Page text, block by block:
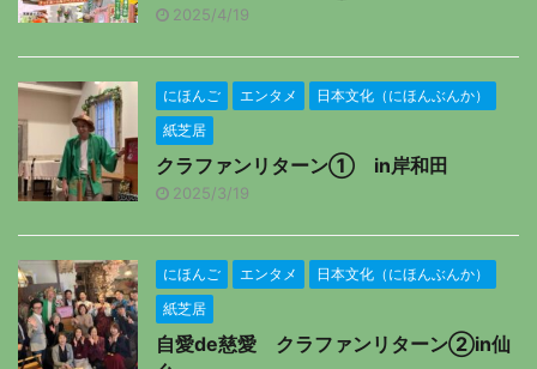
2025/4/19
にほんご エンタメ
日本文化（にほんぶんか）
紙芝居
クラファンリターン① in岸和田
2025/3/19
にほんご エンタメ
日本文化（にほんぶんか）
紙芝居
自愛de慈愛 クラファンリターン②in仙